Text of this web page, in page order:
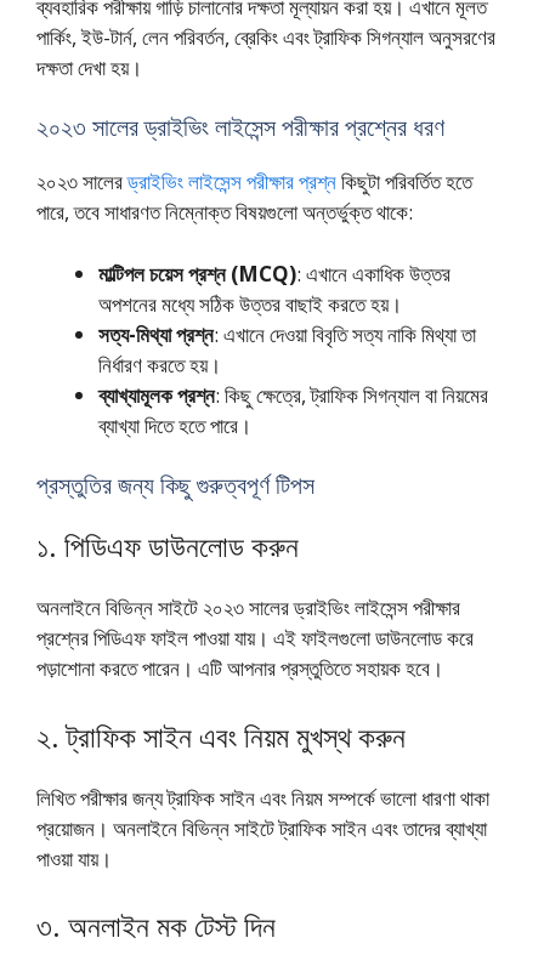
ব্যবহারিক পরীক্ষায় গাড়ি চালানোর দক্ষতা মূল্যায়ন করা হয়। এখানে মূলত
পার্কিং, ইউ-টার্ন, লেন পরিবর্তন, ব্রেকিং এবং ট্রাফিক সিগন্যাল অনুসরণের
দক্ষতা দেখা হয়।
২০২৩ সালের ড্রাইভিং লাইসেন্স পরীক্ষার প্রশ্নের ধরণ
২০২৩ সালেরড্রাইভিং লাইসেন্স পরীক্ষার প্রশ্নকিছুটা পরিবর্তিত হতে
পারে, তবে সাধারণত নিম্নোক্ত বিষয়গুলো অন্তর্ভুক্ত থাকে:
মাল্টিপল চয়েস প্রশ্ন (MCQ): এখানে একাধিক উত্তর
অপশনের মধ্যে সঠিক উত্তর বাছাই করতে হয়।
সত্য-মিথ্যা প্রশ্ন: এখানে দেওয়া বিবৃতি সত্য নাকি মিথ্যা তা
নির্ধারণ করতে হয়।
ব্যাখ্যামূলক প্রশ্ন: কিছু ক্ষেত্রে, ট্রাফিক সিগন্যাল বা নিয়মের
ব্যাখ্যা দিতে হতে পারে।
প্রস্তুতির জন্য কিছু গুরুত্বপূর্ণ টিপস
১. পিডিএফ ডাউনলোড করুন
অনলাইনে বিভিন্ন সাইটে ২০২৩ সালের ড্রাইভিং লাইসেন্স পরীক্ষার
প্রশ্নের পিডিএফ ফাইল পাওয়া যায়। এই ফাইলগুলো ডাউনলোড করে
পড়াশোনা করতে পারেন। এটি আপনার প্রস্তুতিতে সহায়ক হবে।
২. ট্রাফিক সাইন এবং নিয়ম মুখস্থ করুন
লিখিত পরীক্ষার জন্য ট্রাফিক সাইন এবং নিয়ম সম্পর্কে ভালো ধারণা থাকা
প্রয়োজন। অনলাইনে বিভিন্ন সাইটে ট্রাফিক সাইন এবং তাদের ব্যাখ্যা
পাওয়া যায়।
৩. অনলাইন মক টেস্ট দিন